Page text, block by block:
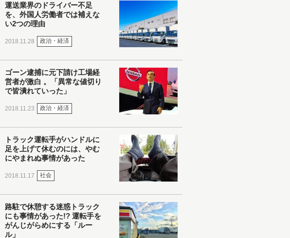
運送業界のドライバー不足
を、外国人労働者では補えな
い2つの理由
2018.11.28 政治・経済
ゴーン逮捕に元下請け工場経
営者が激白 。「異常な値切り
で皆潰れていった」
2018.11.23 政治・経済
トラック運転手がハンドルに
足を上げて休むのには、やむ
にやまれぬ事情があった
2018.11.17 社会
路駐で休憩する迷惑トラック
にも事情があった!? 運転手を
がんじがらめにする「ルー
ル」